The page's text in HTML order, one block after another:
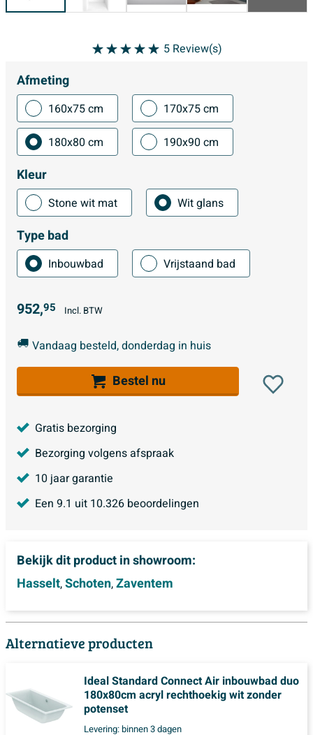
5 Review(s)
Afmeting
160x75 cm
170x75 cm
180x80 cm
190x90 cm
Kleur
Stone wit mat Wit glans
Type bad
Inbouwbad Vrijstaand bad
952,95 Incl. BTW
Vandaag besteld, donderdag in huis
Bestel nu
Gratis bezorging
Bezorging volgens afspraak
10 jaar garantie
Een 9.1 uit 10.326 beoordelingen
Bekijk dit product in showroom:
Hasselt,Schoten,Zaventem
Alternatieve producten
Ideal Standard Connect Air inbouwbad duo
180x80cm acryl rechthoekig wit zonder
potenset
Levering:binnen 3 dagen